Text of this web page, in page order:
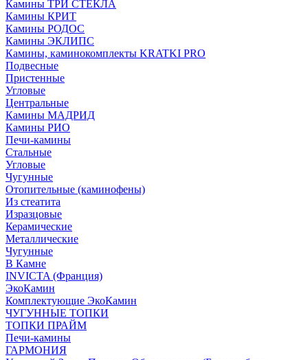
Камины ТРИ СТЕКЛА
Камины КРИТ
Камины РОДОС
Камины ЭКЛИПС
Камины, каминокомплекты KRATKI PRO
Подвесные
Пристенные
Угловые
Центральные
Камины МАДРИД
Камины РИО
Печи-камины
Стальные
Угловые
Чугунные
Отопительные (каминофены)
Из стеатита
Изразцовые
Керамические
Металлические
Чугунные
В Камне
INVICTA (Франция)
ЭкоКамин
Комплектующие ЭкоКамин
ЧУГУННЫЕ ТОПКИ
ТОПКИ ПРАЙМ
Печи-камины
ГАРМОНИЯ